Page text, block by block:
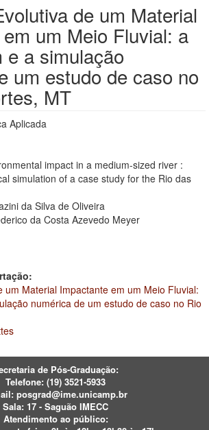
de um Material
um Meio Fluvial: a
e a simulação
um estudo de caso no
MT
Aplicada
impact in a medium-sized river :
simulation of a case study for the Rio das
da Silva de Oliveira
da Costa Azevedo Meyer
um Material Impactante em um Meio Fluvial:
numérica de um estudo de caso no Rio
de Pós-Graduação:
Telefone: (19) 3521-5933
posgrad@ime.unicamp.br
Sala: 17 - Saguão IMECC
Atendimento ao público: